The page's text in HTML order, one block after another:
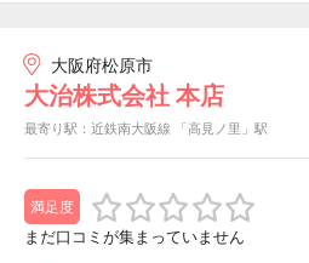
大阪府松原市
大治株式会社 本店
最寄り駅：近鉄南大阪線 「高見ノ里」駅
満足度
まだ口コミが集まっていません